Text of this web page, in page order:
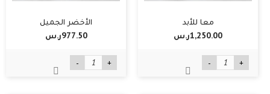
معا للأبد
1,250.00ر.س‏
- +
الأخضر الجميل
977.50ر.س‏
- +